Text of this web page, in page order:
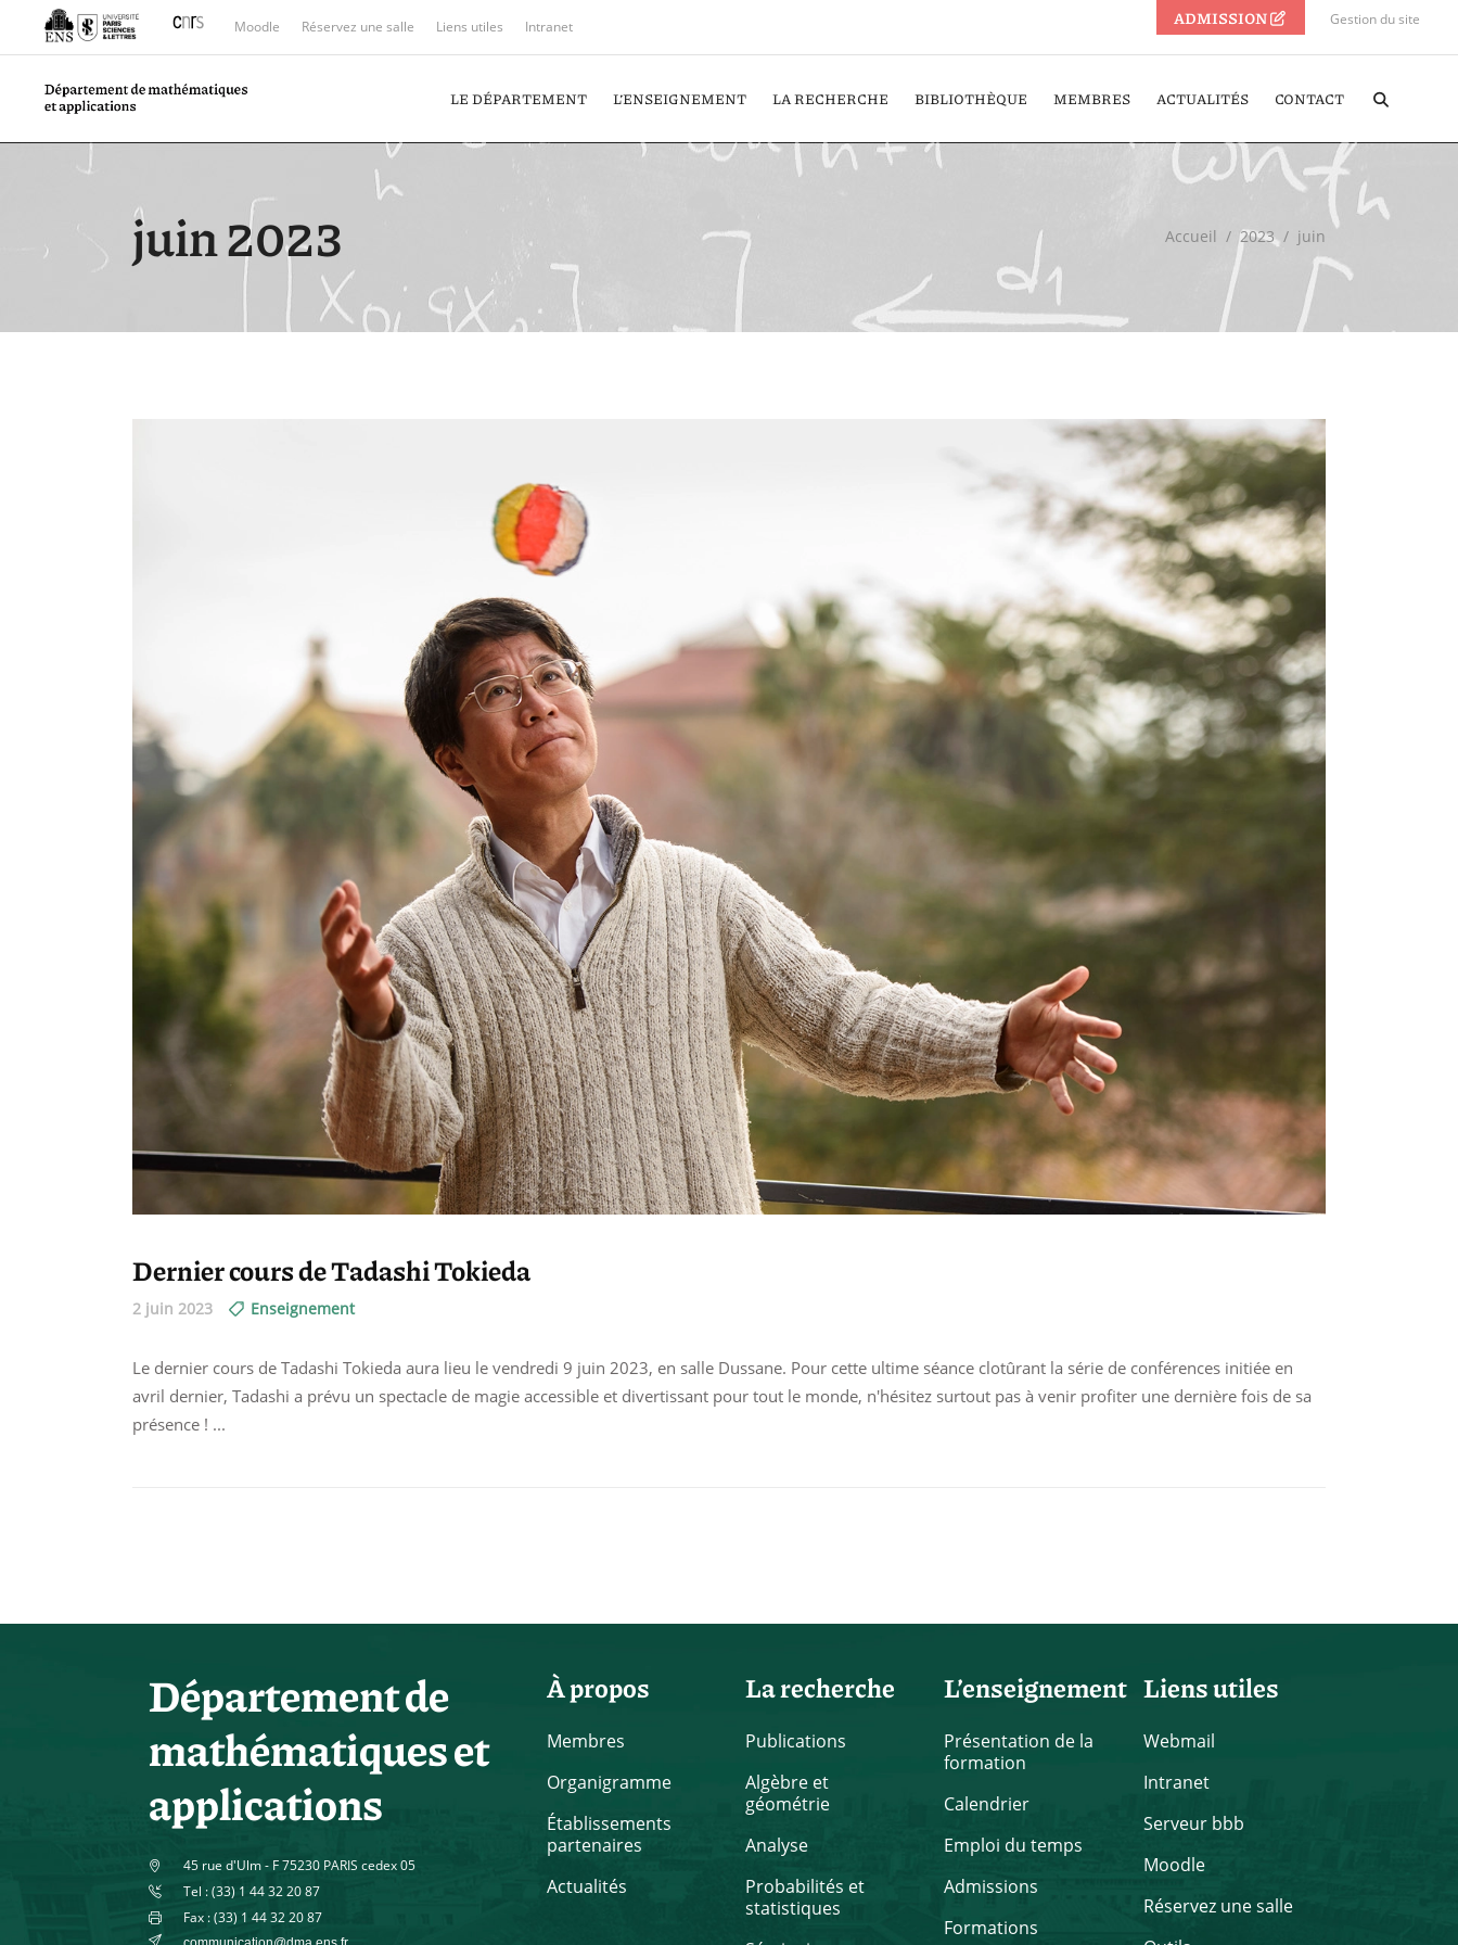
Moodle Réservez une salle Liens utiles Intranet ADMISSION Gestion du site
LE DÉPARTEMENT L’ENSEIGNEMENT LA RECHERCHE BIBLIOTHÈQUE MEMBRES ACTUALITÉS CONTACT
juin 2023 Accueil /2023/ juin
Dernier cours de Tadashi Tokieda
2 juin 2023 Enseignement
Le dernier cours de Tadashi Tokieda aura lieu le vendredi 9 juin 2023, en salle Dussane. Pour cette ultime séance clotûrant la série de conférences initiée en
avril dernier, Tadashi a prévu un spectacle de magie accessible et divertissant pour tout le monde, n'hésitez surtout pas à venir profiter une dernière fois de sa
présence !
Département de
mathématiques et
applications
45 rue d'Ulm - F 75230 PARIS cedex 05
Tel : (33) 1 44 32 20 87
Fax : (33) 1 44 32 20 87
À propos
Membres
Organigramme
Établissements
partenaires
Actualités
La recherche
Publications
Algèbre et
géométrie
Analyse
Probabilités et
statistiques
L’enseignement
Présentation de la
formation
Calendrier
Emploi du temps
Admissions
Formations
Liens utiles
Webmail
Intranet
Serveur bbb
Moodle
Réservez une salle